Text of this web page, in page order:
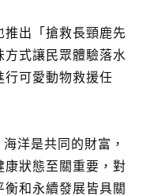
推出「搶救長頸鹿先
方式讓民眾體驗落水
行可愛動物救援任
洋是共同的財富，
康狀態至關重要，對
和永續發展皆具關